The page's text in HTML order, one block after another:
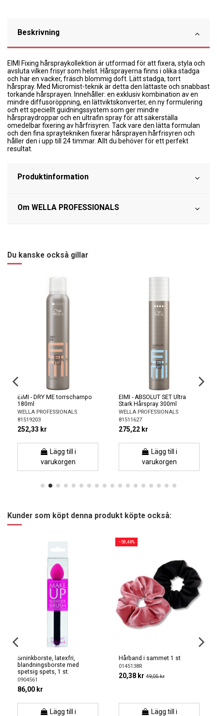
Beskrivning
EIMI Fixing hårspraykollektion är utformad för att fixera, styla och
avsluta vilken frisyr som helst. Hårsprayerna finns i olika stadga
och har en vacker, fräsch blommig doft. Lätt stadga, torrt
hårspray. Med Micromist-teknik är detta den lättaste och snabbast
torkande hårsprayen. Innehåller: en exklusiv kombination av en
mindre diffusoröppning, en lättviktskonverter, en ny formulering
och ett speciellt guidningssystem som ger mindre
hårspraydroppar och en ultrafin spray för att säkerställa
omedelbar fixering av hårfrisyren. Tack vare den lätta formulan
och den fina spraytekniken fixerar hårsprayen hårfrisyren och
håller den i upp till 24 timmar. Allt du behöver för ett perfekt
resultat.
Produktinformation
Om WELLA PROFESSIONALS
Du kanske också gillar
EIMI - DRY ME torrschampo
180ml
WELLA PROFESSIONALS
81519203
252,33 kr
Lägg till i
varukorgen
EIMI - ABSOLUT SET Ultra
Stark Hårspray 300ml
WELLA PROFESSIONALS
81511627
275,22 kr
Lägg till i
varukorgen
Kunder som köpt denna produkt köpte också:
Sminkborste, latexfri,
blandningsborste med
spetsig spets, 1 st.
0904561
86,00 kr
Lägg till i
−58,46%
Hårband i sammet 1 st
0145138R
20,38 kr 49,05 kr
Lägg till i